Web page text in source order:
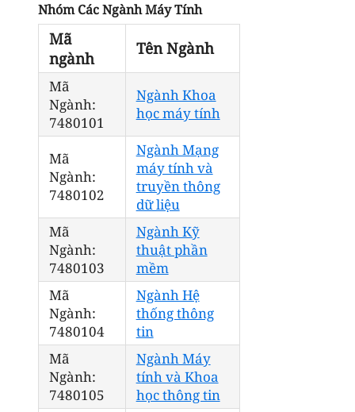
Nhóm Các Ngành Máy Tính
Mã
ngành
Tên Ngành
Mã
Ngành:
7480101
Ngành Khoa
học máy tính
Mã
Ngành:
7480102
Ngành Mạng
máy tính và
truyền thông
dữ liệu
Mã
Ngành:
7480103
Ngành Kỹ
thuật phần
mềm
Mã
Ngành:
7480104
Ngành Hệ
thống thông
tin
Mã
Ngành:
7480105
Ngành Máy
tính và Khoa
học thông tin